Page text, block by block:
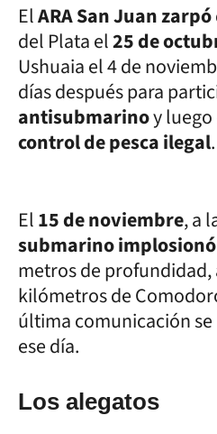
ElARA San Juan zarpó
del Plata el25 de
Ushuaia el 4 de
días después para
antisubmarinoy
control de pesca ilegal.
El15 de noviembre, a
submarino implosionó
metros de profundidad,
kilómetros de
última comunicación se
ese día.
Los alegatos